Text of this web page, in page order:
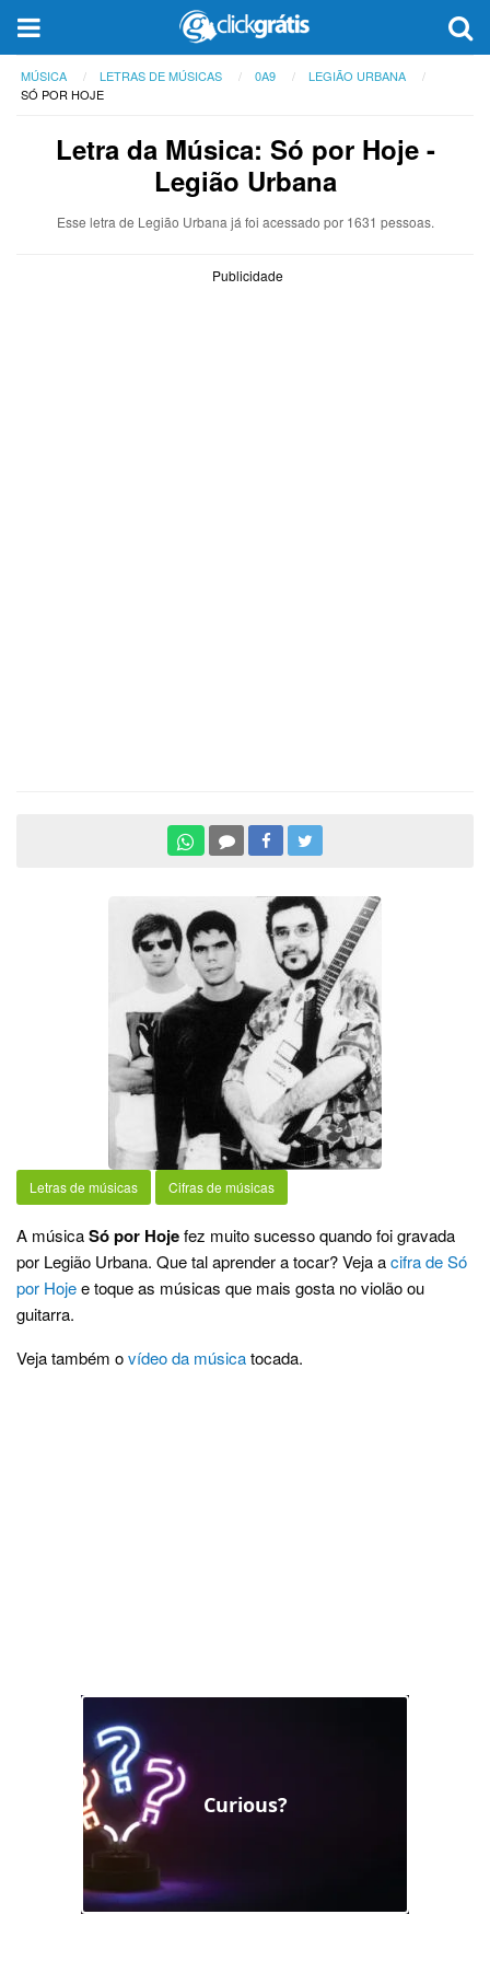
MÚSICA LETRAS DE MÚSICAS 0A9
LEGIÃO URBANA
SÓ POR HOJE
Letra da Música: Só por Hoje -
Legião Urbana
Esse letra de Legião Urbana já foi acessado por 1631 pessoas.
Publicidade
Letras de músicas Cifras de músicas
A músicaSó por Hojefez muito sucesso quando foi gravada
por Legião Urbana. Que tal aprender a tocar? Veja acifra de Só
por Hojee toque as músicas que mais gosta no violão ou
guitarra.
Veja também ovídeo da músicatocada.